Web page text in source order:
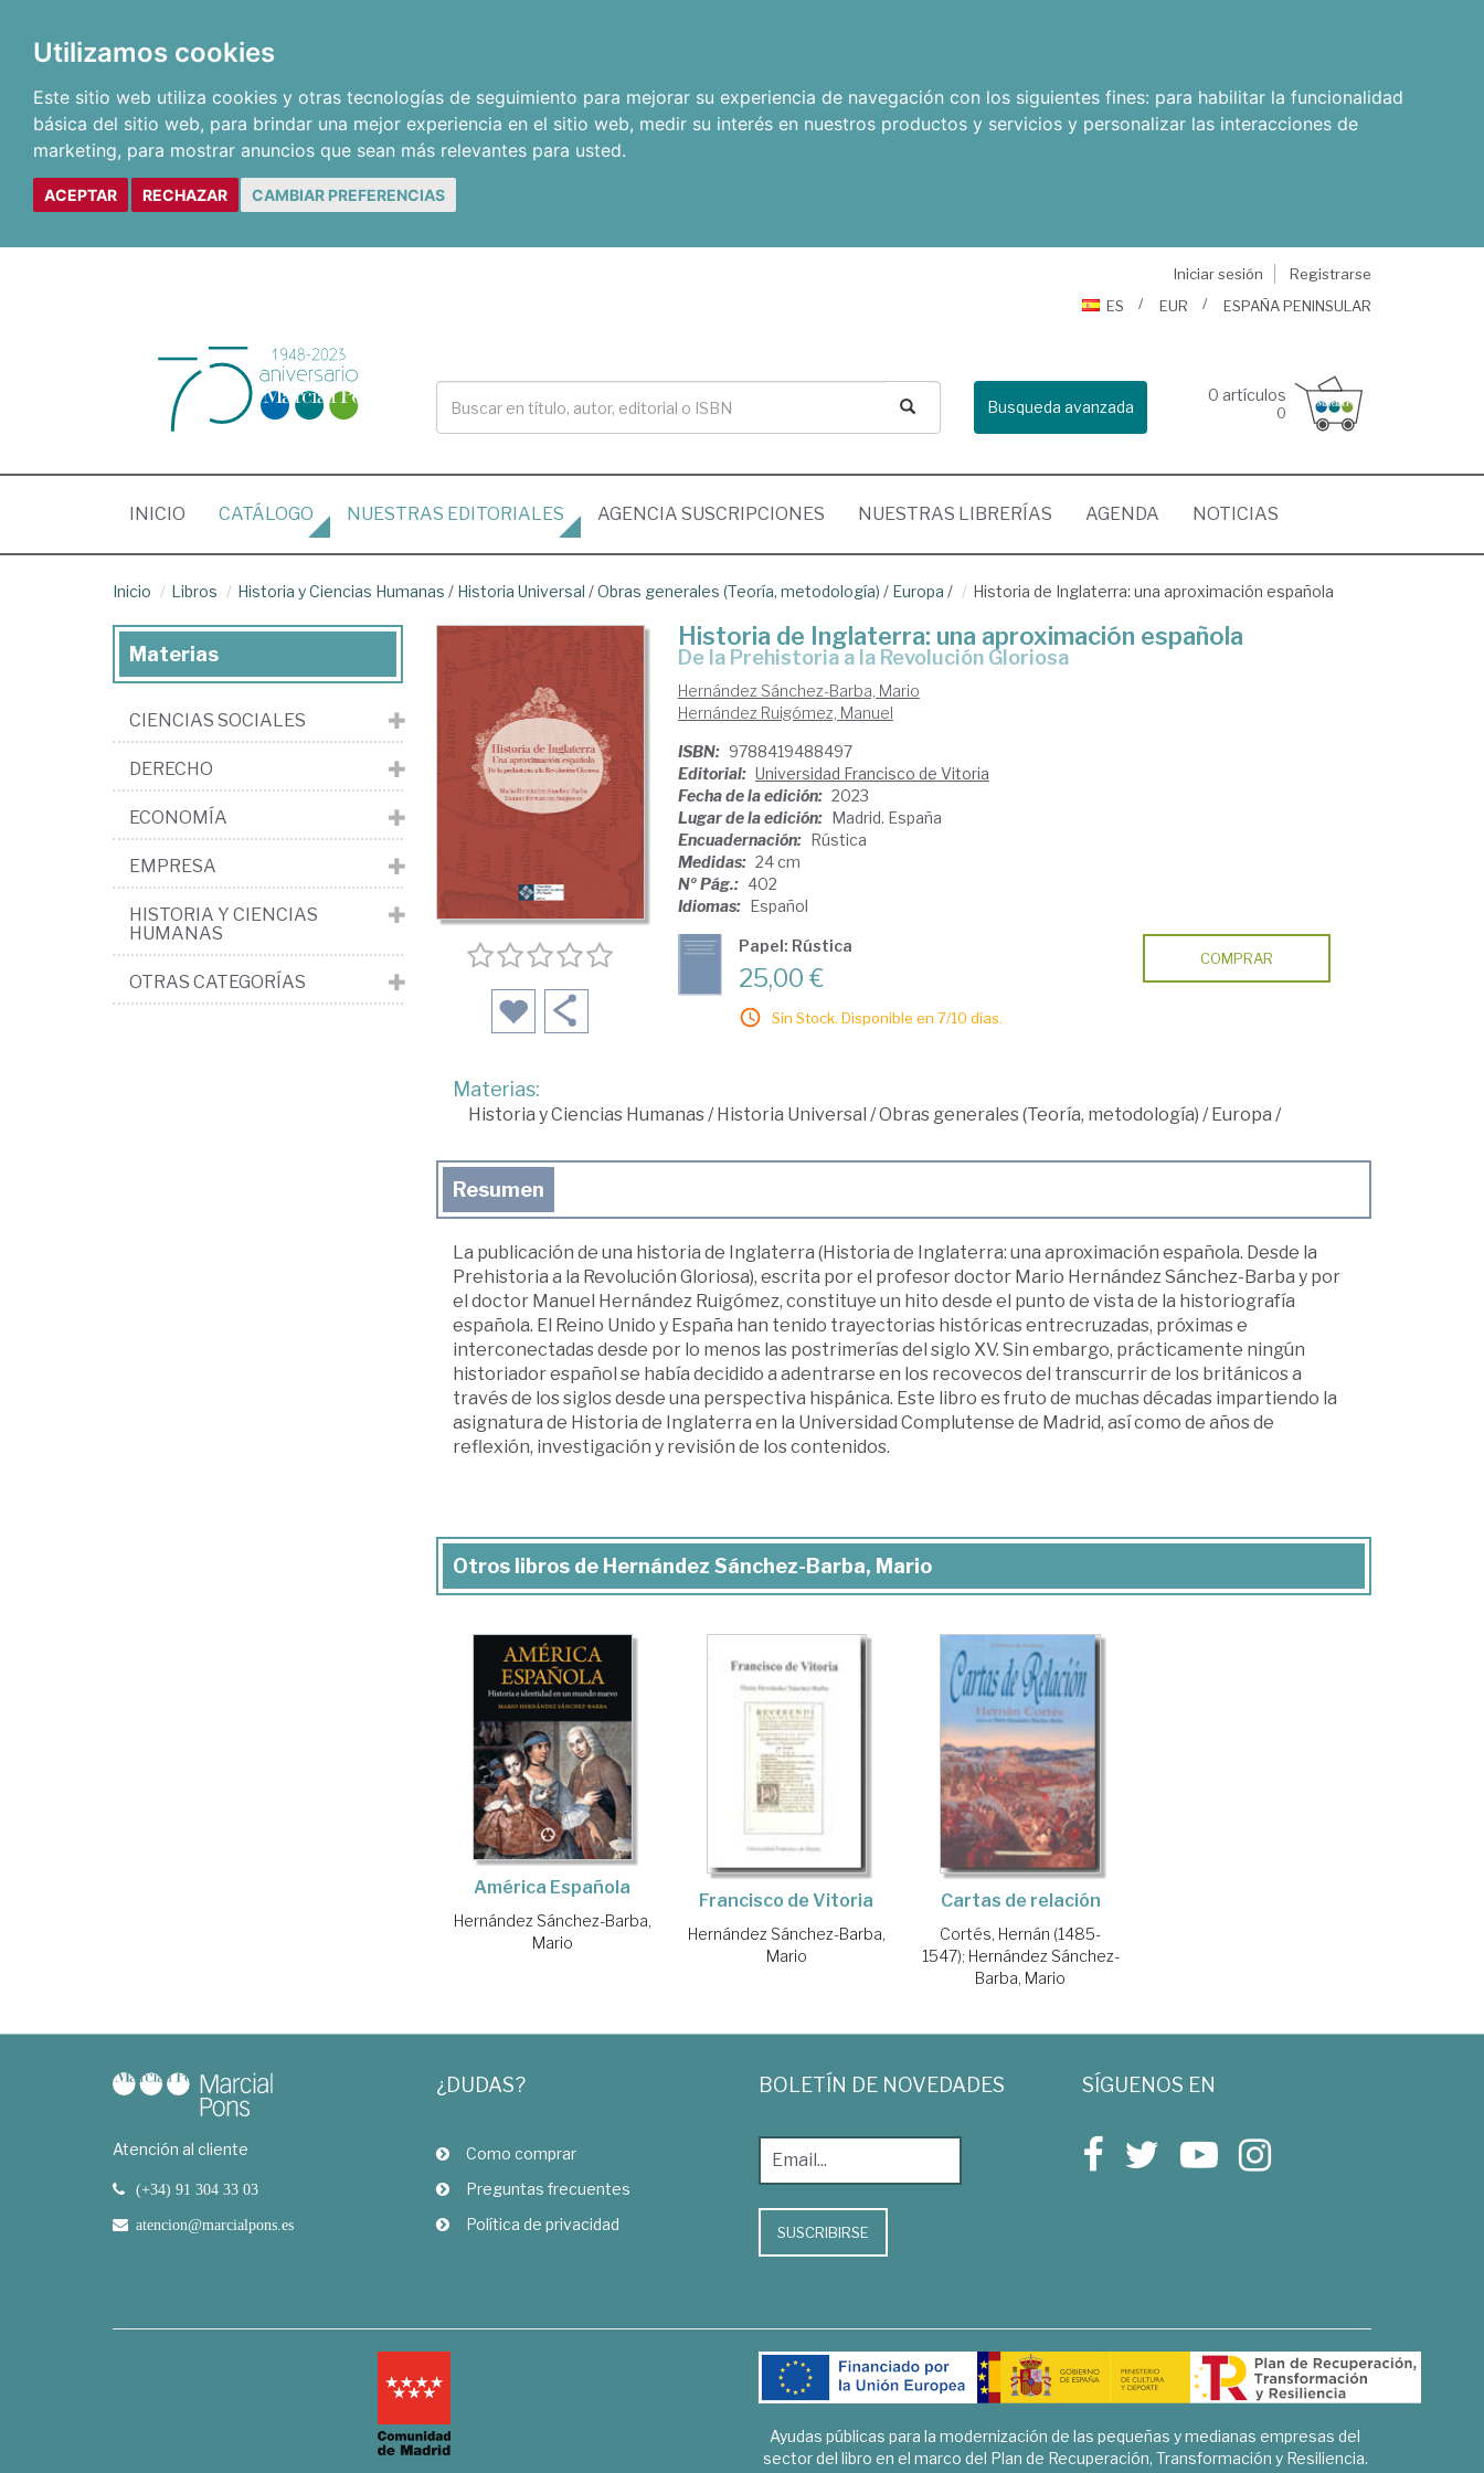
Utilizamos cookies
Este sitio web utiliza cookies y otras tecnologías de seguimiento para mejorar su experiencia de navegación con los siguientes fines: para habilitar la funcionalidad
básica del sitio web, para brindar una mejor experiencia en el sitio web, medir su interés en nuestros productos y servicios y personalizar las interacciones de
marketing, para mostrar anuncios que sean más relevantes para usted.
ACEPTAR RECHAZAR CAMBIAR PREFERENCIAS
Iniciar sesión
Registrarse
ES
EUR ESPAÑA PENINSULAR
Busqueda avanzada
0 artículos
0
INICIO (CURRENT)
CATÁLOGO NUESTRAS EDITORIALES AGENCIA SUSCRIPCIONES NUESTRAS LIBRERÍAS AGENDA NOTICIAS
Inicio Libros Historia y Ciencias Humanas / Historia Universal /Obras generales (Teoría, metodología) / Europa / Historia de Inglaterra: una aproximación española
Historia de Inglaterra: una aproximación española
De la Prehistoria a la Revolución Gloriosa
Hernández Sánchez-Barba, Mario
Hernández Ruigómez, Manuel
ISBN: 9788419488497
Editorial: Universidad Francisco de Vitoria
Fecha de la edición: 2023
Lugar de la edición: Madrid. España
Encuadernación: Rústica
Medidas: 24 cm
Nº Pág.: 402
Idiomas: Español
Papel: Rústica
25,00 €
Sin Stock. Disponible en 7/10 días.
COMPRAR
Materias:
Historia y Ciencias Humanas/Historia Universal /Obras generales (Teoría, metodología) /Europa /
Resumen
La publicación de una historia de Inglaterra (Historia de Inglaterra: una aproximación española. Desde la
Prehistoria a la Revolución Gloriosa), escrita por el profesor doctor Mario Hernández Sánchez-Barba y por
el doctor Manuel Hernández Ruigómez, constituye un hito desde el punto de vista de la historiografía
española. El Reino Unido y España han tenido trayectorias históricas entrecruzadas, próximas e
interconectadas desde por lo menos las postrimerías del siglo XV. Sin embargo, prácticamente ningún
historiador español se había decidido a adentrarse en los recovecos del transcurrir de los británicos a
través de los siglos desde una perspectiva hispánica. Este libro es fruto de muchas décadas impartiendo la
asignatura de Historia de Inglaterra en la Universidad Complutense de Madrid, así como de años de
reflexión, investigación y revisión de los contenidos.
Otros libros de Hernández Sánchez-Barba, Mario
América Española
Hernández Sánchez-Barba,
Mario
Francisco de Vitoria
Hernández Sánchez-Barba,
Mario
Cartas de relación
Cortés, Hernán (1485-
1547); Hernández Sánchez-
Barba, Mario
Materias
CIENCIAS SOCIALES
DERECHO
ECONOMÍA
EMPRESA
HISTORIA Y CIENCIAS
HUMANAS
OTRAS CATEGORÍAS
Atención al cliente
(+34) 91 304 33 03
atencion@marcialpons.es
¿DUDAS?
Como comprar
Preguntas frecuentes
Política de privacidad
BOLETÍN DE NOVEDADES
SUSCRIBIRSE
SÍGUENOS EN
Ayudas públicas para la modernización de las pequeñas y medianas empresas del
sector del libro en el marco del Plan de Recuperación, Transformación y Resiliencia.